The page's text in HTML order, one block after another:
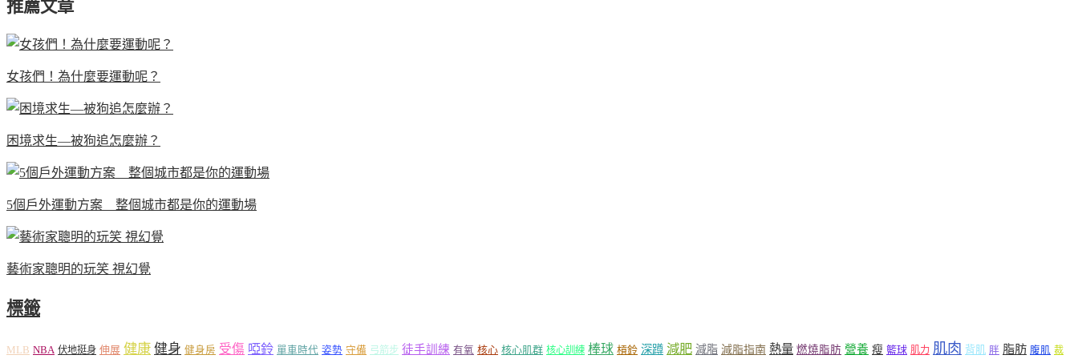
推薦文章
女孩們！為什麼要運動呢？
困境求生—被狗追怎麼辦？
5個戶外運動方案 整個城市都是你的運動場
藝術家聰明的玩笑 視幻覺
標籤
MLB NBA 伏地挺身 伸展 健康 健身 健身房 受傷 啞鈴 單車時代 姿勢 守備 弓箭步 徒手訓練 有氧 核心 核心肌群 核心訓練 棒球 槓鈴 深蹲 減肥 減脂 減脂指南 熱量 燃燒脂肪 營養 瘦 籃球 肌力 肌肉 背肌 胖 脂肪 腹肌 裁